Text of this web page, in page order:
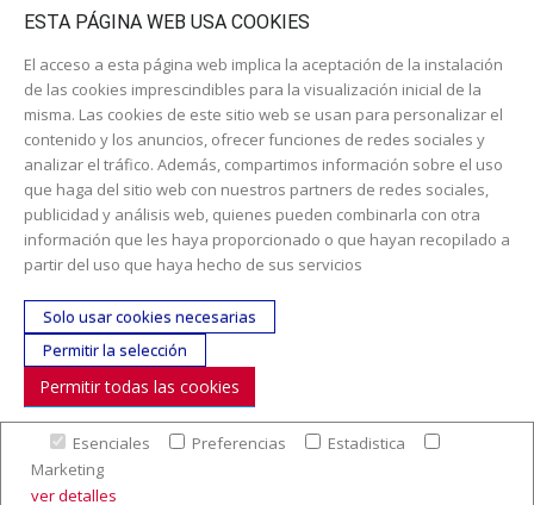
Catálogo escolar
Dirección:c/ Cercedilla nº 14, 28925 Alcorcón
Email:contacta aquí
Teléfono:913519435
SÍGUENOS
© Copyright 2017. Todos los derechos reservados. |Nuestra
empresa|Aviso legal
preparación y envío
ESTA PÁGINA WEB USA COOKIES
El acceso a esta página web implica la aceptación de la instalación
de las cookies imprescindibles para la visualización inicial de la
misma. Las cookies de este sitio web se usan para personalizar el
contenido y los anuncios, ofrecer funciones de redes sociales y
analizar el tráfico. Además, compartimos información sobre el uso
que haga del sitio web con nuestros partners de redes sociales,
publicidad y análisis web, quienes pueden combinarla con otra
información que les haya proporcionado o que hayan recopilado a
partir del uso que haya hecho de sus servicios
Solo usar cookies necesarias
Permitir la selección
Permitir todas las cookies
Esenciales Preferencias
Estadistica
Marketing
ver detalles